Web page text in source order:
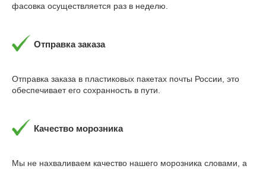
фасовка осуществляется раз в неделю.
Отправка заказа
Отправка заказа в пластиковых пакетах почты России, это
обеспечивает его сохранность в пути.
Качество морозника
Мы не нахваливаем качество нашего морозника словами, а